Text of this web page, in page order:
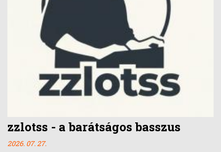
zzlotss - a barátságos basszus
2026. 07. 27.